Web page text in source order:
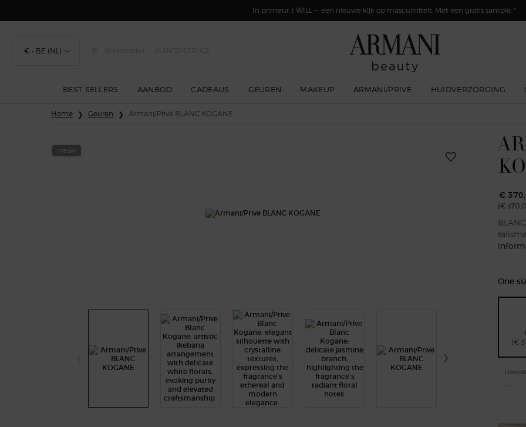
In primeur: I WILL — een nieuwe kijk op masculiniteit. Met een gratis sample. *
€ - BE (NL) Winkelzoeker KLANTENSERVICE
BEST SELLERS AANBOD CADEAUS GEUREN MAKEUP ARMANI/PRIVÉ HUIDVERZORGING
Home Geuren Armani/Privé BLANC KOGANE
€
(€
nieuw
One
(€